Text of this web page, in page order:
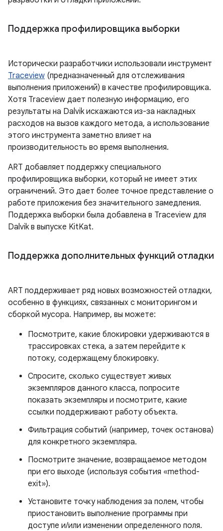
Поддержка профилировщика выборки
Исторически разработчики использовали инструмент
Traceview (предназначенный для отслеживания
выполнения приложений) в качестве профилировщика.
Хотя Traceview дает полезную информацию, его
результаты на Dalvik искажаются из-за накладных
расходов на вызов каждого метода, а использование
этого инструмента заметно влияет на
производительность во время выполнения.
ART добавляет поддержку специального
профилировщика выборки, который не имеет этих
ограничений. Это дает более точное представление о
работе приложения без значительного замедления.
Поддержка выборки была добавлена ​​в Traceview для
Dalvik в выпуске KitKat.
Поддержка дополнительных функций отладки
ART поддерживает ряд новых возможностей отладки,
особенно в функциях, связанных с мониторингом и
сборкой мусора. Например, вы можете:
Посмотрите, какие блокировки удерживаются в
трассировках стека, а затем перейдите к
потоку, содержащему блокировку.
Спросите, сколько существует живых
экземпляров данного класса, попросите
показать экземпляры и посмотрите, какие
ссылки поддерживают работу объекта.
Фильтрация событий (например, точек останова)
для конкретного экземпляра.
Посмотрите значение, возвращаемое методом
при его выходе (используя события «method-
exit»).
Установите точку наблюдения за полем, чтобы
приостановить выполнение программы при
доступе и/или изменении определенного поля.